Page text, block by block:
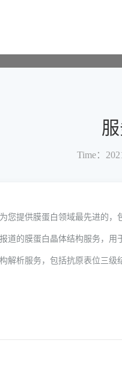
Time：
您提供膜蛋白领域最先进的
道的膜蛋白晶体结构服务，
解析服务，包括抗原表位三